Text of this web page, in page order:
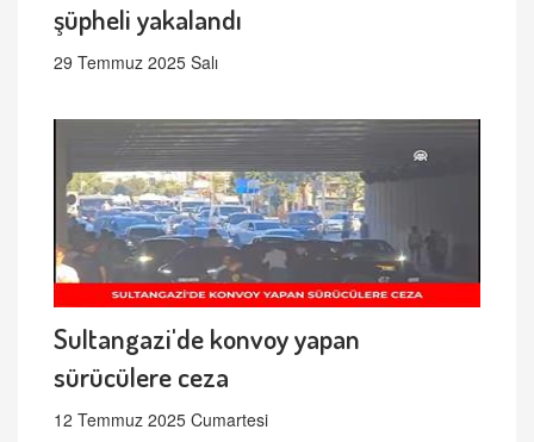
şüpheli yakalandı
29 Temmuz 2025 Salı
Sultangazi'de konvoy yapan
sürücülere ceza
12 Temmuz 2025 Cumartesi